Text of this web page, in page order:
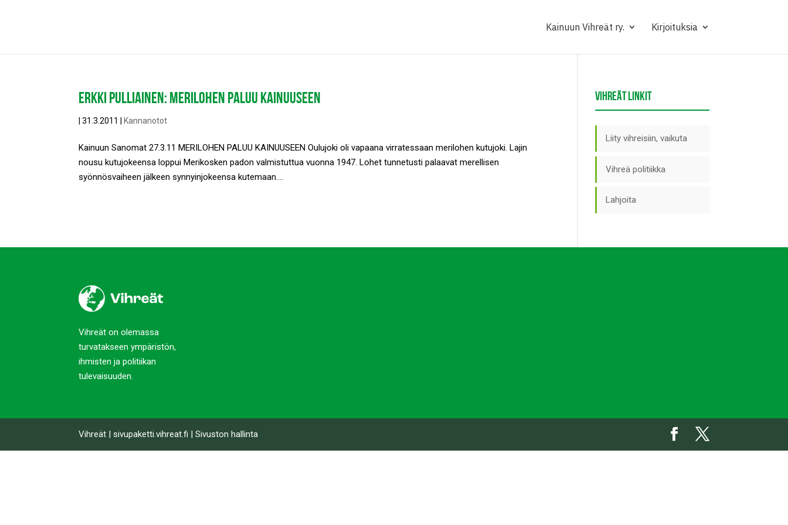
Kainuun Vihreät ry. Kirjoituksia
ERKKI PULLIAINEN: MERILOHEN PALUU KAINUUSEEN
|31.3.2011 Kannanotot
Kainuun Sanomat 27.3.11 MERILOHEN PALUU KAINUUSEEN Oulujoki oli vapaana virratessaan merilohen kutujoki. Lajin
nousu kutujokeensa loppui Merikosken padon valmistuttua vuonna 1947. Lohet tunnetusti palaavat merellisen
syönnösvaiheen jälkeen synnyinjokeensa kutemaan....
VIHREÄT LINKIT
Liity vihreisiin, vaikuta
Vihreä politiikka
Lahjoita
Vihreät on olemassa
turvatakseen ympäristön,
ihmisten ja politiikan
tulevaisuuden.
Vihreät |sivupaketti.vihreat.fi |Sivuston hallinta